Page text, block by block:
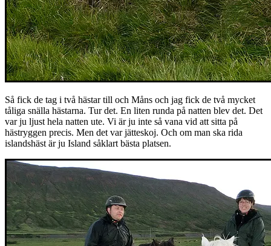
Så fick de tag i två hästar till och Måns och jag fick de två mycket
tåliga snälla hästarna. Tur det. En liten runda på natten blev det. Det
var ju ljust hela natten ute. Vi är ju inte så vana vid att sitta på
hästryggen precis. Men det var jätteskoj. Och om man ska rida
islandshäst är ju Island såklart bästa platsen.